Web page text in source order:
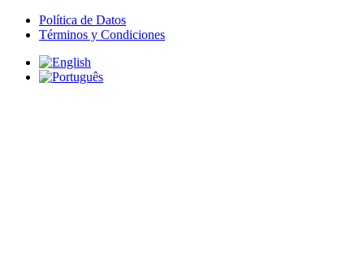
Política de Datos
Términos y Condiciones